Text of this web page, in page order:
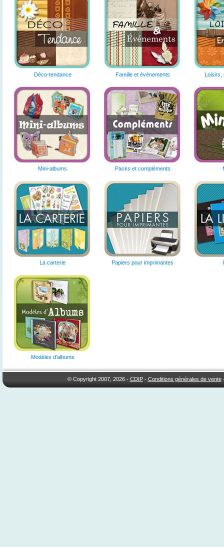
Déco-tendance Famille et événements Loisirs,
Mini-albums Packs et compléments
La carterie Papiers pour imprimantes
Modèles d'albums
© Copyright 2007, 2026 - CDIP- Conditions générales de vente